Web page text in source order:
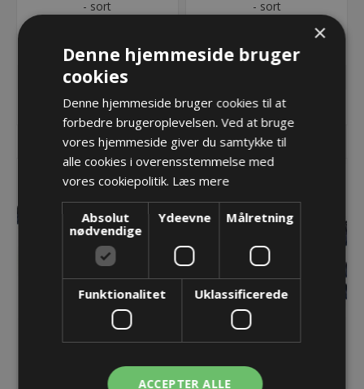
- sort
Lager: Restordre - Er på vej!
KØB
- sort
Lager: 50 på lager
KØB
PACOF flexslange NW23
129,75 kr.
PACOF flexslange NW29
192,26 kr.
×
Denne hjemmeside bruger
cookies
Denne hjemmeside bruger cookies til at
forbedre brugeroplevelsen. Ved at bruge
vores hjemmeside giver du samtykke til
alle cookies i overensstemmelse med
vores cookiepolitik. Læs mere
Absolut
nødvendige
Ydeevne Målretning
Funktionalitet Uklassificerede
ACCEPTER ALLE